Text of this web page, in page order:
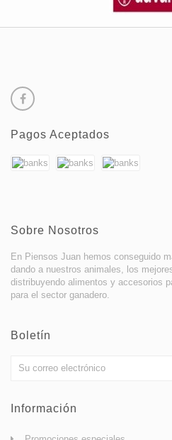
Pagos Aceptados
Sobre Nosotros
En Piensos Juan hemos conseguido
dando a nuestros animales, los
distribuyendo alimentos y accesorios
para el sector ganadero.
Boletín
Información